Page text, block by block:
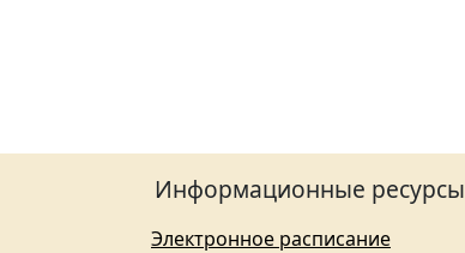
Информационные ресурсы
Электронное расписание